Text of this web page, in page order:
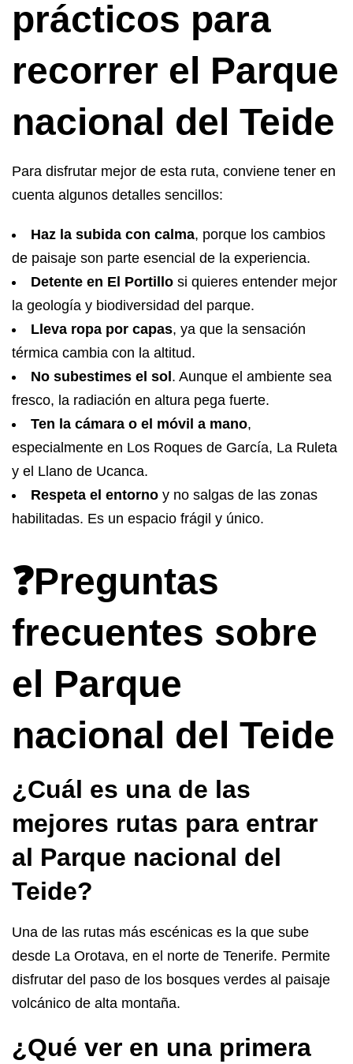
prácticos para
recorrer el Parque
nacional del Teide
Para disfrutar mejor de esta ruta, conviene tener en
cuenta algunos detalles sencillos:
Haz la subida con calma, porque los cambios
de paisaje son parte esencial de la experiencia.
Detente en El Portillo si quieres entender mejor
la geología y biodiversidad del parque.
Lleva ropa por capas, ya que la sensación
térmica cambia con la altitud.
No subestimes el sol . Aunque el ambiente sea
fresco, la radiación en altura pega fuerte.
Ten la cámara o el móvil a mano,
especialmente en Los Roques de García, La Ruleta
y el Llano de Ucanca.
Respeta el entorno y no salgas de las zonas
habilitadas. Es un espacio frágil y único.
❓Preguntas
frecuentes sobre
el Parque
nacional del Teide
¿Cuál es una de las
mejores rutas para entrar
al Parque nacional del
Teide?
Una de las rutas más escénicas es la que sube
desde La Orotava, en el norte de Tenerife. Permite
disfrutar del paso de los bosques verdes al paisaje
volcánico de alta montaña.
¿Qué ver en una primera